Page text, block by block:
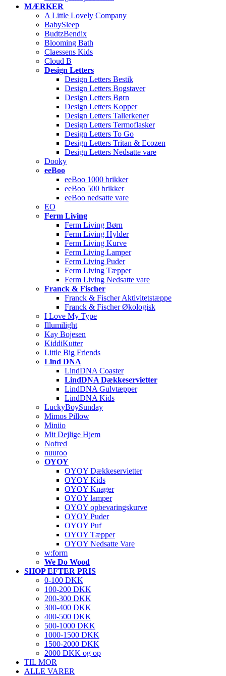
MÆRKER
A Little Lovely Company
BabySleep
BudtzBendix
Blooming Bath
Claessens Kids
Cloud B
Design Letters
Design Letters Bestik
Design Letters Bogstaver
Design Letters Børn
Design Letters Kopper
Design Letters Tallerkener
Design Letters Termoflasker
Design Letters To Go
Design Letters Tritan & Ecozen
Design Letters Nedsatte vare
Dooky
eeBoo
eeBoo 1000 brikker
eeBoo 500 brikker
eeBoo nedsatte vare
EO
Ferm Living
Ferm Living Børn
Ferm Living Hylder
Ferm Living Kurve
Ferm Living Lamper
Ferm Living Puder
Ferm Living Tæpper
Ferm Living Nedsatte vare
Franck & Fischer
Franck & Fischer Aktivitetstæppe
Franck & Fischer Økologisk
I Love My Type
Illumilight
Kay Bojesen
KiddiKutter
Little Big Friends
Lïnd DNA
LindDNA Coaster
LindDNA Dækkeservietter
LindDNA Gulvtæpper
LindDNA Kids
LuckyBoySunday
Mimos Pillow
Miniio
Mit Dejlige Hjem
Nofred
nuuroo
OYOY
OYOY Dækkeservietter
OYOY Kids
OYOY Knager
OYOY lamper
OYOY opbevaringskurve
OYOY Puder
OYOY Puf
OYOY Tæpper
OYOY Nedsatte Vare
w:form
We Do Wood
SHOP EFTER PRIS
0-100 DKK
100-200 DKK
200-300 DKK
300-400 DKK
400-500 DKK
500-1000 DKK
1000-1500 DKK
1500-2000 DKK
2000 DKK og op
TIL MOR
ALLE VARER